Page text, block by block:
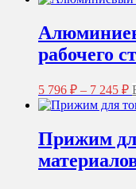
рабочего
5 796 ₽ – 7 245 ₽
–
7
Прижим